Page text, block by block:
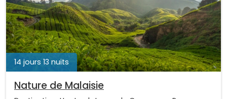
14 jours 13 nuits
Nature de Malaisie